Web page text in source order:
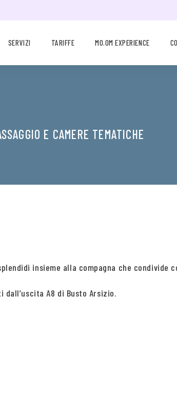
SERVIZI TARIFFE MO.OM EXPERIENCE
E CAMERE TEMATICHE
insieme alla compagna che condivide
dall’uscita A8 di Busto Arsizio.